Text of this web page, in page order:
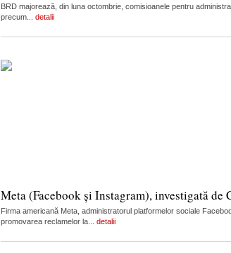
BRD majorează, din luna octombrie, comisioanele pentru
precum... detalii
Meta (Facebook și Instagram), investigată
Firma americană Meta, administratorul platformelor sociale
promovarea reclamelor la... detalii